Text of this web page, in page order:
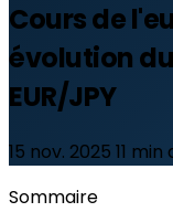
Cours de
évolution
EUR/JPY
15 nov. 2025 11
Sommaire